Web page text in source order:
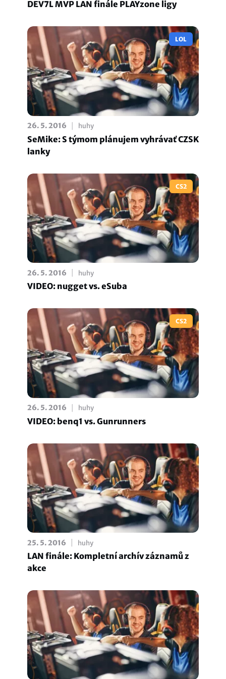
DEV7L MVP LAN finále PLAYzone ligy
LOL
26. 5. 2016 huhy
SeMike: S týmom plánujem vyhrávať CZSK
lanky
CS2
26. 5. 2016 huhy
VIDEO: nugget vs. eSuba
CS2
26. 5. 2016 huhy
VIDEO: benq1 vs. Gunrunners
25. 5. 2016 huhy
LAN finále: Kompletní archív záznamů z
akce